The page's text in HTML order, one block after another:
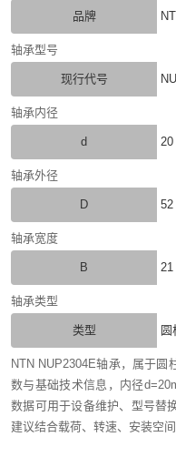
品牌
轴承型号
现行代号
轴承内径
d 20
轴承外径
D 52
轴承宽度
B 21
轴承类型
类型 圆
NTN NUP2304E轴承，属于
数与基础技术信息，内径
数据可用于设备维护、型号替
建议结合载荷、转速、安装空